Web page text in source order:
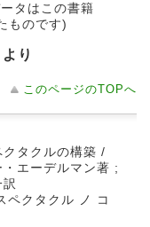
タはこの書籍
ものです)
り
このページのTOPへ
クタクルの構築 /
・エーデルマン著 ;
ペクタクル ノ コ